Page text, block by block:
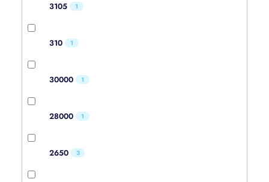
3105 1
310 1
30000 1
28000 1
2650 3